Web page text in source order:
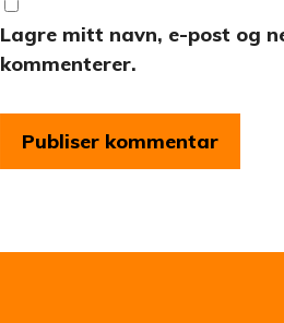
Lagre mitt navn, e-post og
kommenterer.